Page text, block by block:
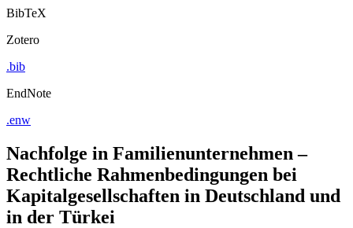
BibTeX
Zotero
.bib
EndNote
.enw
Nachfolge in Familienunternehmen –
Rechtliche Rahmenbedingungen bei
Kapitalgesellschaften in Deutschland und
in der Türkei